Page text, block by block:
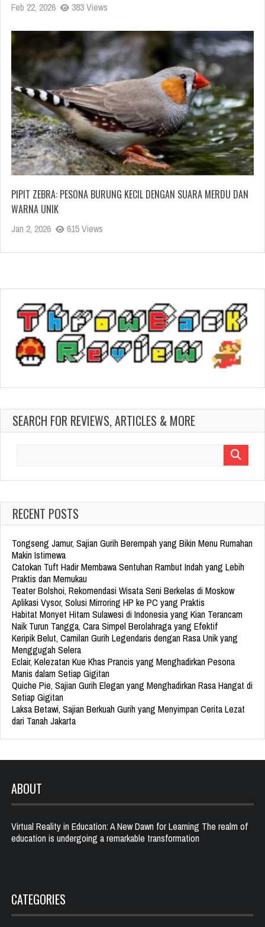
Feb 22, 2026 383 Views
PIPIT ZEBRA: PESONA BURUNG KECIL DENGAN SUARA MERDU DAN
WARNA UNIK
Jan 2, 2026 615 Views
SEARCH FOR REVIEWS, ARTICLES & MORE
RECENT POSTS
Tongseng Jamur, Sajian Gurih Berempah yang Bikin Menu Rumahan
Makin Istimewa
Catokan Tuft Hadir Membawa Sentuhan Rambut Indah yang Lebih
Praktis dan Memukau
Teater Bolshoi, Rekomendasi Wisata Seni Berkelas di Moskow
Aplikasi Vysor, Solusi Mirroring HP ke PC yang Praktis
Habitat Monyet Hitam Sulawesi di Indonesia yang Kian Terancam
Naik Turun Tangga, Cara Simpel Berolahraga yang Efektif
Keripik Belut, Camilan Gurih Legendaris dengan Rasa Unik yang
Menggugah Selera
Eclair, Kelezatan Kue Khas Prancis yang Menghadirkan Pesona
Manis dalam Setiap Gigitan
Quiche Pie, Sajian Gurih Elegan yang Menghadirkan Rasa Hangat di
Setiap Gigitan
Laksa Betawi, Sajian Berkuah Gurih yang Menyimpan Cerita Lezat
dari Tanah Jakarta
ABOUT
Virtual Reality in Education: A New Dawn for Learning The realm of
education is undergoing a remarkable transformation
CATEGORIES